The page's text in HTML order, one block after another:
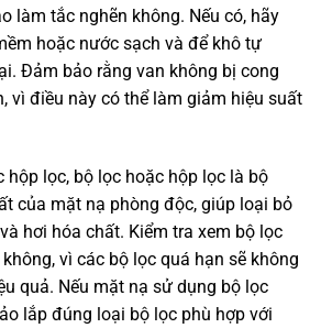
làm tắc nghẽn không. Nếu có, hãy
hoặc nước sạch và để khô tự
Đảm bảo rằng van không bị cong
vì điều này có thể làm giảm hiệu suất
hộp lọc, bộ lọc hoặc hộp lọc là bộ
của mặt nạ phòng độc, giúp loại bỏ
hơi hóa chất. Kiểm tra xem bộ lọc
vì các bộ lọc quá hạn sẽ không
quả. Nếu mặt nạ sử dụng bộ lọc
lắp đúng loại bộ lọc phù hợp với